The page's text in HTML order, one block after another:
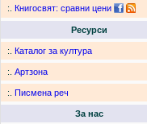
:. Книгосвят: сравни цени
Ресурси
:. Каталог за култура
:. Артзона
:. Писмена реч
За нас